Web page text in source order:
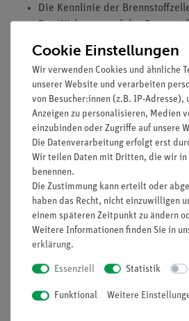
Die Kennlinie der
Der Wirkungsgrad der
Akkumodulen
Betrieb des Elektroautos mit
Lieferumfang:
1 x 1100-62
1 x 1118-09 Akkumodul NiMH
1 x 1118-11 Kondensatormodul
1 x 1801-07 leXsolar
1 x 1800-01 Widerstandsmodul
1 x 1800-03 Widerstands-
2 x 1800-05 Widerstands-
1 x 1800-08
1 x 1801-06 LiFePo-Akku AAA
1 x 1802-02 Box 1802
Cookie Einstellungen
Wir verwenden Cookies und ähnliche
unserer Website und verarbeiten
von Besucher:innen (z.B. IP-Adresse),
Anzeigen zu personalisieren, Medien
einzubinden oder Zugriffe auf unsere
Die Datenverarbeitung erfolgt erst
Wir teilen Daten mit Dritten, die wir in
benennen.
Die Zustimmung kann erteilt oder
haben das Recht, nicht einzuwilligen
einem späteren Zeitpunkt zu ändern
Weitere Informationen finden Sie in
erklärung.
Essenziell Statistik
Funktional Weitere